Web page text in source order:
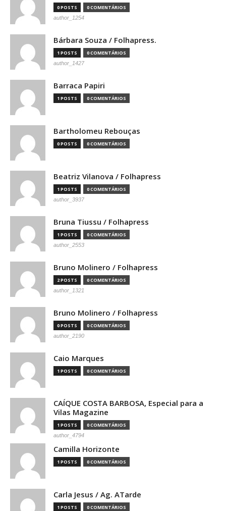
0 POSTS 0 COMENTÁRIOS
author_1254
Bárbara Souza / Folhapress.
1 POSTS 0 COMENTÁRIOS
author_1427
Barraca Papiri
1 POSTS 0 COMENTÁRIOS
Bartholomeu Rebouças
0 POSTS 0 COMENTÁRIOS
Beatriz Vilanova / Folhapress
1 POSTS 0 COMENTÁRIOS
author_3937
Bruna Tiussu / Folhapress
1 POSTS 0 COMENTÁRIOS
author_2553
Bruno Molinero / Folhapress
2 POSTS 0 COMENTÁRIOS
author_1321
Bruno Molinero / Folhapress
0 POSTS 0 COMENTÁRIOS
author_2190
Caio Marques
1 POSTS 0 COMENTÁRIOS
CAÍQUE COSTA BARBOSA, Especial para a
Vilas Magazine
1 POSTS 0 COMENTÁRIOS
author_4794
Camilla Horizonte
1 POSTS 0 COMENTÁRIOS
Carla Jesus / Ag. ATarde
1 POSTS 0 COMENTÁRIOS